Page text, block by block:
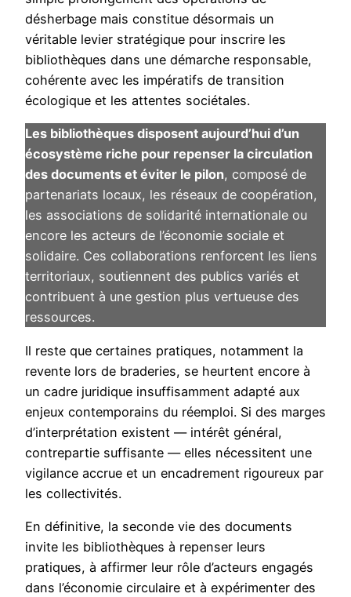
désherbage mais constitue désormais un
véritable levier stratégique pour inscrire les
bibliothèques dans une démarche responsable,
cohérente avec les impératifs de transition
écologique et les attentes sociétales.
Les bibliothèques disposent aujourd’hui d’un
écosystème riche pour repenser la circulation
des documents et éviter le pilon, composé de
partenariats locaux, les réseaux de coopération,
les associations de solidarité internationale ou
encore les acteurs de l’économie sociale et
solidaire. Ces collaborations renforcent les liens
territoriaux, soutiennent des publics variés et
contribuent à une gestion plus vertueuse des
ressources.
Il reste que certaines pratiques, notamment la
revente lors de braderies, se heurtent encore à
un cadre juridique insuffisamment adapté aux
enjeux contemporains du réemploi. Si des marges
d’interprétation existent — intérêt général,
contrepartie suffisante — elles nécessitent une
vigilance accrue et un encadrement rigoureux par
les collectivités.
En définitive, la seconde vie des documents
invite les bibliothèques à repenser leurs
pratiques, à affirmer leur rôle d’acteurs engagés
dans l’économie circulaire et à expérimenter des